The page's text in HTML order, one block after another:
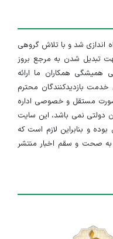
ایران استخدام در تاریخ ۱۳۹۱/۱/۱۰ راه اندازی شد و با تلاش گروهی
تبدیل شدن به مرجع بروز
همکاران ما ارائه
بازدیدکنندگان محترم
مستقل و خصوصی اداره
دولتی نمی باشد، این سایت
و بنابراین لازم است که
به صحت و سقم اخبار منتشر